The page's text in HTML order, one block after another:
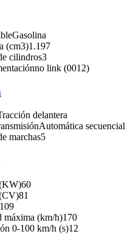
Gasolina
(cm3)1.197
cilindros3
no link (0012)
delantera
Automática secuencial
marchas5
60
81
109
máxima (km/h)170
0-100 km/h (s)12